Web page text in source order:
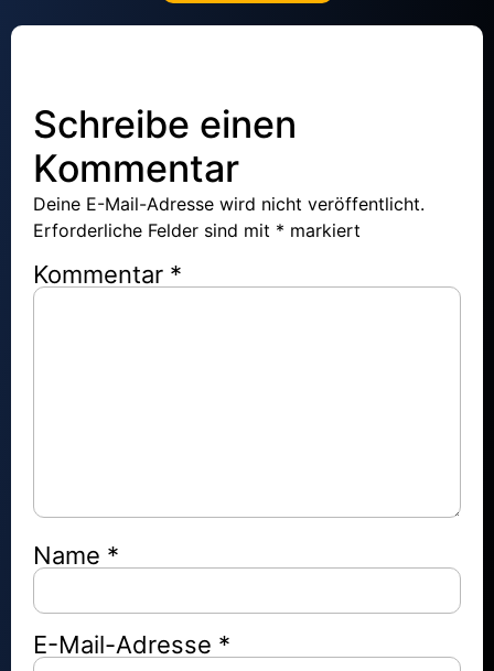
Schreibe einen
Kommentar
Deine E-Mail-Adresse wird nicht veröffentlicht.
Erforderliche Felder sind mit * markiert
Kommentar *
Name *
E-Mail-Adresse *